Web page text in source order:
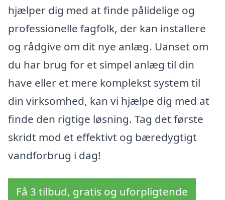
hjælper dig med at finde pålidelige og
professionelle fagfolk, der kan installere
og rådgive om dit nye anlæg. Uanset om
du har brug for et simpel anlæg til din
have eller et mere komplekst system til
din virksomhed, kan vi hjælpe dig med at
finde den rigtige løsning. Tag det første
skridt mod et effektivt og bæredygtigt
vandforbrug i dag!
Få 3 tilbud, gratis og uforpligtende